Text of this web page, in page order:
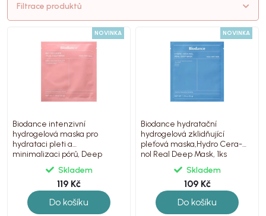
Filtrace produktů
NOVINKA
Biodance intenzivní
hydrogelová maska pro
hydrataci pleti a
minimalizaci pórů, Deep
Skladem
119 Kč
Do košíku
NOVINKA
Biodance hydratační
hydrogelová zklidňující
pleťová maska,Hydro Cera-
nol Real Deep Mask, 1ks
Skladem
109 Kč
Do košíku